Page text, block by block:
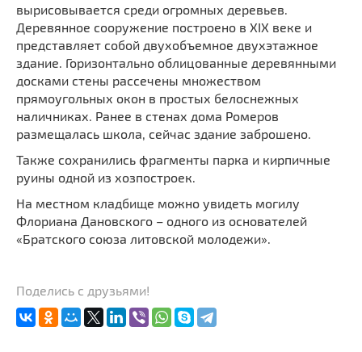
вырисовывается среди огромных деревьев.
Деревянное сооружение построено в XIX веке и
представляет собой двухобъемное двухэтажное
здание. Горизонтально облицованные деревянными
досками стены рассечены множеством
прямоугольных окон в простых белоснежных
наличниках. Ранее в стенах дома Ромеров
размещалась школа, сейчас здание заброшено.
Также сохранились фрагменты парка и кирпичные
руины одной из хозпостроек.
На местном кладбище можно увидеть могилу
Флориана Дановского – одного из основателей
«Братского союза литовской молодежи».
Поделись с друзьями!